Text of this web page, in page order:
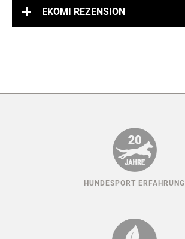
EKOMI REZENSION
HUNDESPORT ERFAHRUNG